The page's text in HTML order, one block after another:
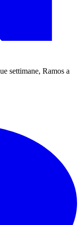
settimane, Ramos a